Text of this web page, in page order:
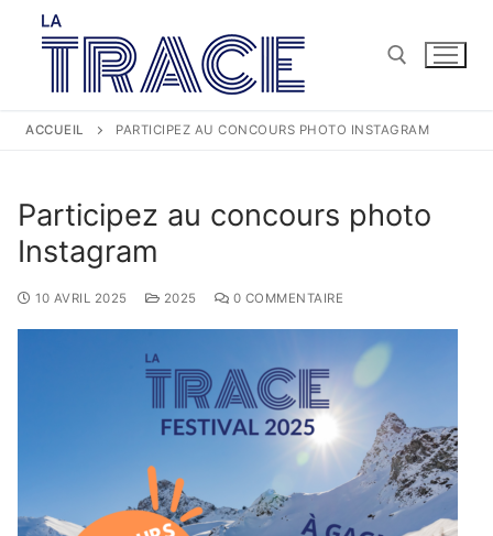
ACCUEIL PARTICIPEZ AU CONCOURS PHOTO INSTAGRAM
Participez au concours photo
Instagram
10 AVRIL 2025 2025 0 COMMENTAIRE